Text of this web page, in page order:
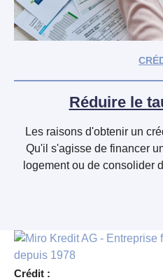
Réduire le
Les raisons d'obtenir un
Qu'il s'agisse de financer
logement ou de consolider
Crédit :